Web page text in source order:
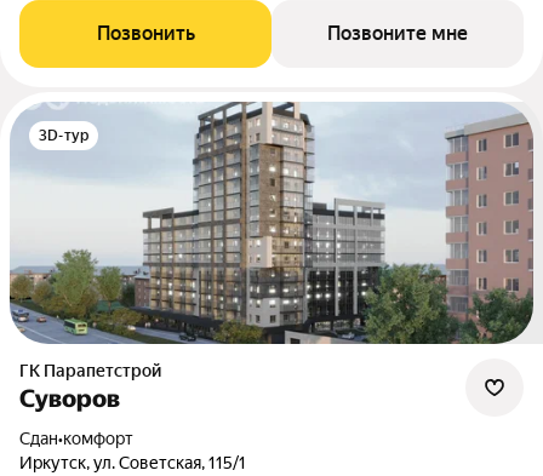
Позвонить Позвоните мне
3D-тур
ГК Парапетстрой
Суворов
Сдан•комфорт
Иркутск, ул. Советская, 115/1